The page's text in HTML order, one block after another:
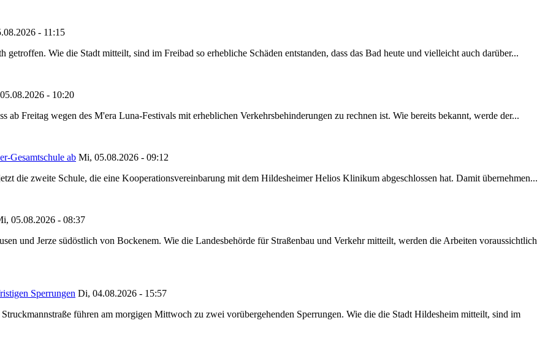
- 11:15
Wie die Stadt mitteilt, sind im Freibad so erhebliche Schäden entstanden, dass das Bad heute und vielleicht auch darüber...
- 10:20
ab Freitag wegen des M'era Luna-Festivals mit erheblichen Verkehrsbehinderungen zu rechnen ist. Wie bereits bekannt, werde der...
Gesamtschule ab Mi, 05.08.2026 - 09:12
die zweite Schule, die eine Kooperationsvereinbarung mit dem Hildesheimer Helios Klinikum abgeschlossen hat. Damit übernehmen...
05.08.2026 - 08:37
und Jerze südöstlich von Bockenem. Wie die Landesbehörde für Straßenbau und Verkehr mitteilt, werden die Arbeiten voraussichtlich
Sperrungen Di, 04.08.2026 - 15:57
führen am morgigen Mittwoch zu zwei vorübergehenden Sperrungen. Wie die die Stadt Hildesheim mitteilt, sind im